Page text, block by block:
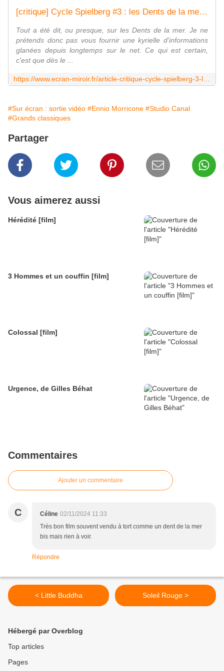
[critique] Cycle Spielberg #3 : les Dents de la mer - l'Écran Miroir
Tout a été dit, ou presque, sur les Dents de la mer. Je ne
prétends donc pas vous fournir une kyrielle d'informations
glanées depuis longtemps sur le net. Ce qui est certain,
c'est que dès le ...
#Sur écran : sortie vidéo #Ennio Morricone #Studio Canal
#Grands classiques
Partager
Vous aimerez aussi
Hérédité [film]
3 Hommes et un couffin [film]
Colossal [film]
Urgence, de Gilles Béhat
Commentaires
Ajouter un commentaire
C Céline 02/11/2024 11:33
Très bon film souvent vendu à tort comme un dent de la mer
bis mais rien à voir.
Répondre
< Little Buddha Soleil Rouge >
Hébergé par Overblog
Top articles
Pages